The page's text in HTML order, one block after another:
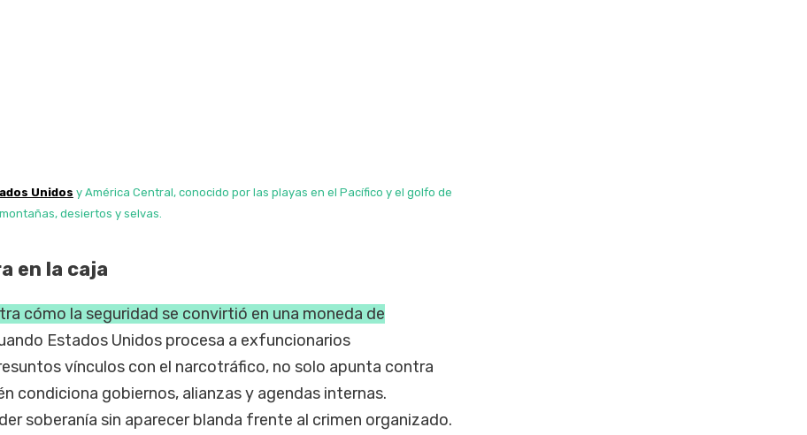
Unidos y América Central, conocido por las playas en el Pacífico y el golfo de
desiertos y selvas.
en la caja
cómo la seguridad se convirtió en una moneda de
Estados Unidos procesa a exfuncionarios
vínculos con el narcotráfico, no solo apunta contra
condiciona gobiernos, alianzas y agendas internas.
soberanía sin aparecer blanda frente al crimen organizado.